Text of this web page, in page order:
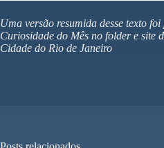
Uma versão resumida desse texto
Curiosidade do Mês no folder e site
Cidade do Rio de Janeiro